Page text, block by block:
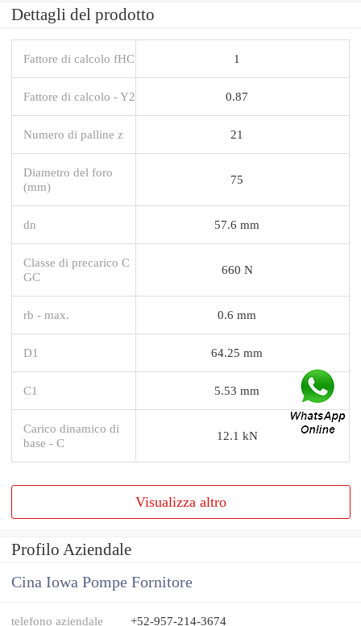
Dettagli del prodotto
Fattore di calcolo fHC 1
Fattore di calcolo - Y2 0.87
Numero di palline z 21
Diametro del foro
(mm)
75
dn 57.6 mm
Classe di precarico C
GC
660 N
rb - max. 0.6 mm
D1 64.25 mm
C1 5.53 mm
Carico dinamico di
base - C
12.1 kN
Visualizza altro
Profilo Aziendale
Cina Iowa Pompe Fornitore
telefono aziendale +52-957-214-3674